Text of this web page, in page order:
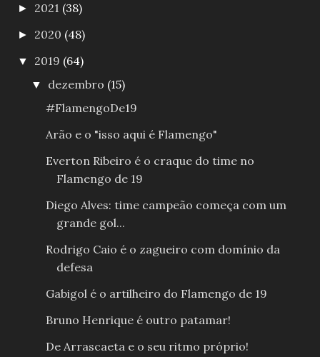
► 2021 (38)
► 2020 (48)
▼ 2019 (64)
▼ dezembro (15)
#FlamengoDe19
Arão e o "isso aqui é Flamengo"
Everton Ribeiro é o craque do time no
Flamengo de 19
Diego Alves: time campeão começa com um
grande gol...
Rodrigo Caio é o zagueiro com domínio da
defesa
Gabigol é o artilheiro do Flamengo de 19
Bruno Henrique é outro patamar!
De Arrascaeta e o seu ritmo próprio!